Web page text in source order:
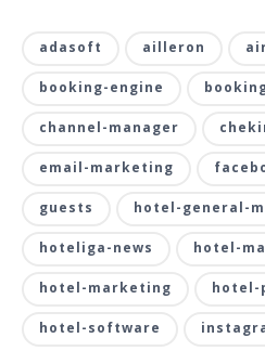
adasoft ailleron
booking-engine
channel-manager
email-marketing
guests hotel-general-
hoteliga-news hotel-
hotel-marketing hotel-
hotel-software